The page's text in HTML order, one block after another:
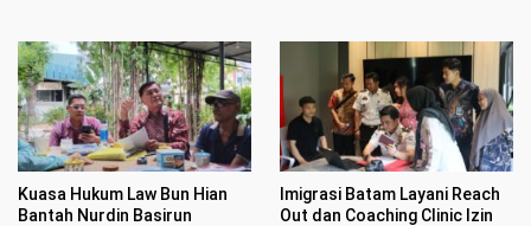
Kuasa Hukum Law Bun Hian
Bantah Nurdin Basirun
Imigrasi Batam Layani Reach
Out dan Coaching Clinic Izin